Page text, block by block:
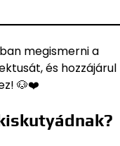
megismerni a
és hozzájárul
🐶❤️